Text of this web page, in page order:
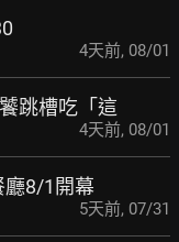
4天前, 08/01
跳槽吃「這
4天前, 08/01
廳8/1開幕
5天前, 07/31